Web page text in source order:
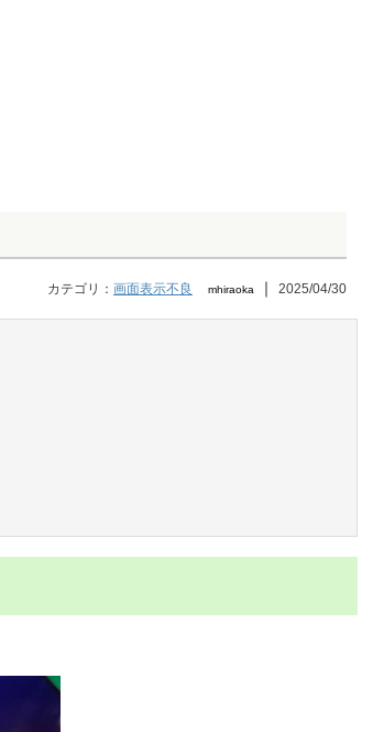
カテゴリ： 画面表示不良 mhiraoka ｜ 2025/04/30